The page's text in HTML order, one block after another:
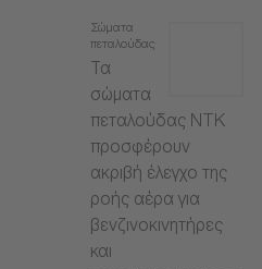
Σώματα
πεταλούδας
Τα
σώματα
πεταλούδας NTK
προσφέρουν
ακριβή έλεγχο της
ροής αέρα για
βενζινοκινητήρες
και